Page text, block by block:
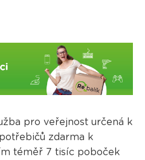
pro veřejnost určená k
zdarma k
téměř 7 tisíc poboček